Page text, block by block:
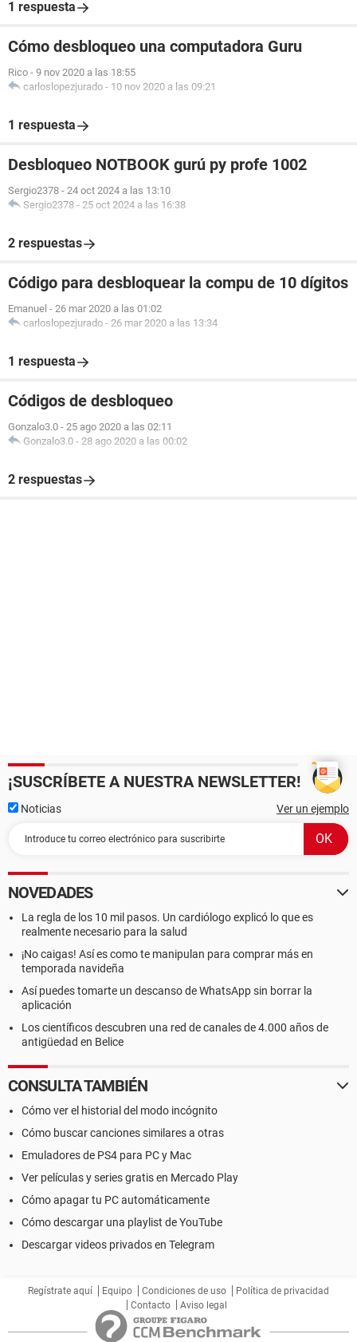
1 respuesta
Cómo desbloqueo una computadora Guru
Rico - 9 nov 2020 a las 18:55
carloslopezjurado - 10 nov 2020 a las 09:21
1 respuesta
Desbloqueo NOTBOOK gurú py profe 1002
Sergio2378 - 24 oct 2024 a las 13:10
Sergio2378 - 25 oct 2024 a las 16:38
2 respuestas
Código para desbloquear la compu de 10 dígitos
Emanuel - 26 mar 2020 a las 01:02
carloslopezjurado - 26 mar 2020 a las 13:34
1 respuesta
Códigos de desbloqueo
Gonzalo3.0 - 25 ago 2020 a las 02:11
Gonzalo3.0 - 28 ago 2020 a las 00:02
2 respuestas
¡SUSCRÍBETE A NUESTRA NEWSLETTER!
Noticias Ver un ejemplo
NOVEDADES
La regla de los 10 mil pasos. Un cardiólogo explicó lo que es
realmente necesario para la salud
¡No caigas! Así es como te manipulan para comprar más en
temporada navideña
Así puedes tomarte un descanso de WhatsApp sin borrar la
aplicación
Los científicos descubren una red de canales de 4.000 años de
antigüedad en Belice
CONSULTA TAMBIÉN
Cómo ver el historial del modo incógnito
Cómo buscar canciones similares a otras
Emuladores de PS4 para PC y Mac
Ver películas y series gratis en Mercado Play
Cómo apagar tu PC automáticamente
Cómo descargar una playlist de YouTube
Descargar videos privados en Telegram
Regístrate aquí Equipo Condiciones de uso
Política de privacidad
Contacto
Aviso legal